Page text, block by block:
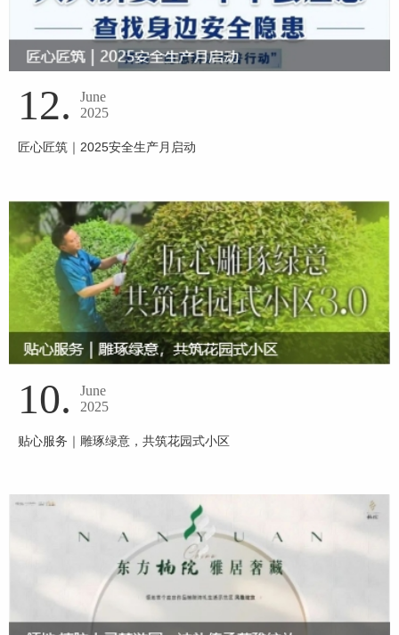
12.
June
2025
匠心匠筑｜2025安全生产月启动
10.
June
2025
贴心服务｜雕琢绿意，共筑花园式小区